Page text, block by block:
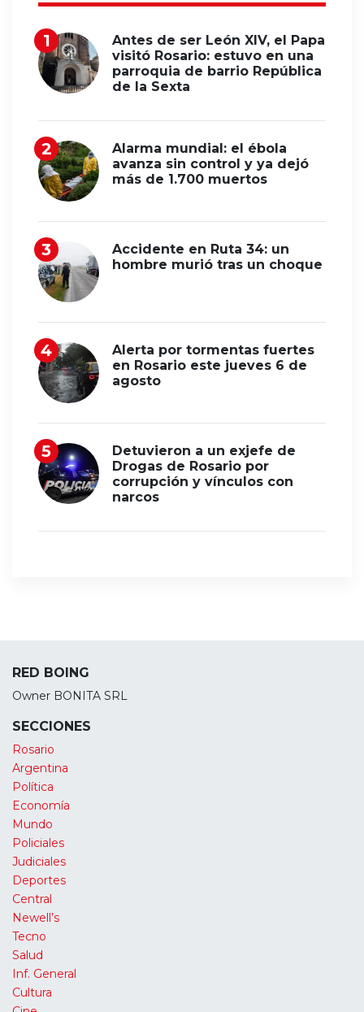
Antes de ser León XIV, el Papa
visitó Rosario: estuvo en una
parroquia de barrio República
de la Sexta
Alarma mundial: el ébola
avanza sin control y ya dejó
más de 1.700 muertos
Accidente en Ruta 34: un
hombre murió tras un choque
Alerta por tormentas fuertes
en Rosario este jueves 6 de
agosto
Detuvieron a un exjefe de
Drogas de Rosario por
corrupción y vínculos con
narcos
RED BOING
Owner BONITA SRL
SECCIONES
Rosario
Argentina
Política
Economía
Mundo
Policiales
Judiciales
Deportes
Central
Newell’s
Tecno
Salud
Inf. General
Cultura